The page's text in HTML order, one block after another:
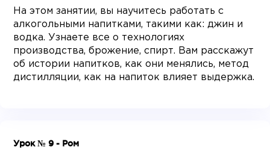
На этом занятии, вы научитесь работать с
алкогольными напитками, такими как: джин и
водка. Узнаете все о технологиях
производства, брожение, спирт. Вам расскажут
об истории напитков, как они менялись, метод
дистилляции, как на напиток влияет выдержка.
Урок № 9 - Ром